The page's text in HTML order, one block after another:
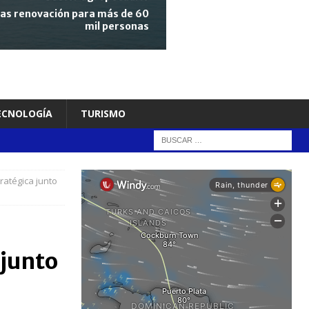
renovación para más de 60
mil personas
TURISMO
junto